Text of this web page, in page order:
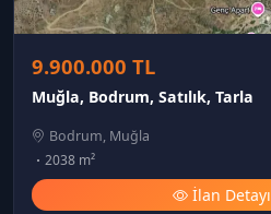
9.900.000 TL
Muğla, Bodrum, Satılık, Tarla
Bodrum, Muğla
2038 m²
İlan Detayı